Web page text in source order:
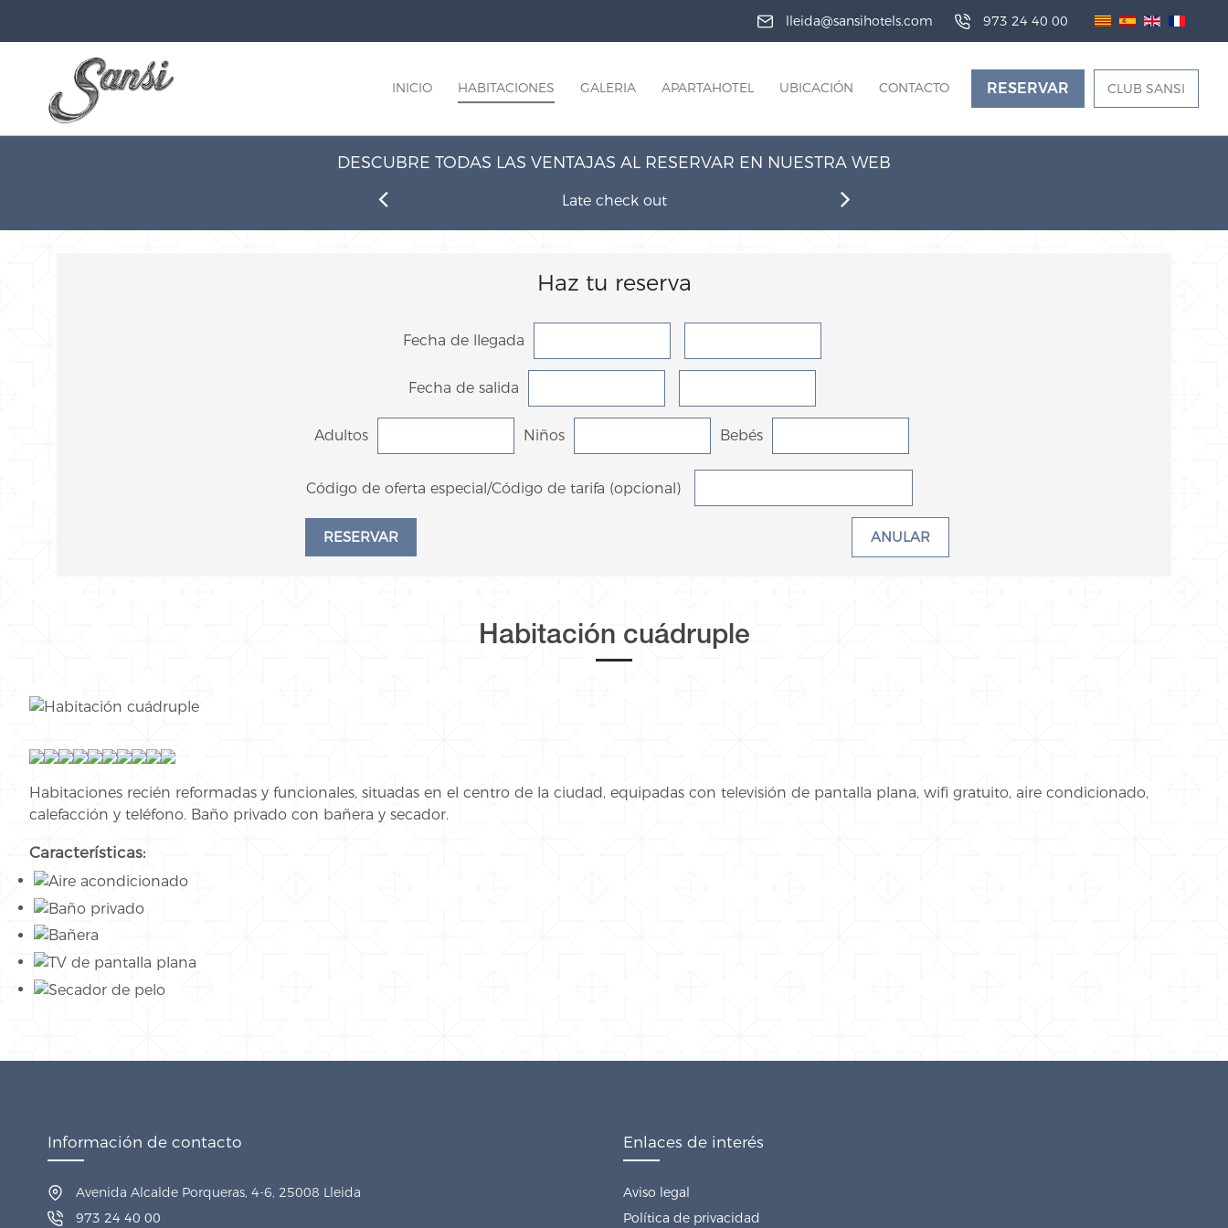
lleida@sansihotels.com 973 24 40 00
INICIO HABITACIONES GALERIA APARTAHOTEL UBICACIÓN CONTACTO RESERVAR CLUB SANSI
DESCUBRE TODAS LAS VENTAJAS AL RESERVAR EN NUESTRA WEB
Late check out
Haz tu reserva
Fecha de llegada
Fecha de salida
Adultos Niños Bebés
Código de oferta especial/Código de tarifa (opcional)
ANULAR
Habitación cuádruple
Habitaciones recién reformadas y funcionales, situadas en el centro de la ciudad, equipadas con televisión de pantalla plana, wifi gratuito, aire condicionado,
calefacción y teléfono. Baño privado con bañera y secador.
Características:
Información de contacto
Avenida Alcalde Porqueras, 4-6, 25008 Lleida
973 24 40 00
Enlaces de interés
Aviso legal
Política de privacidad